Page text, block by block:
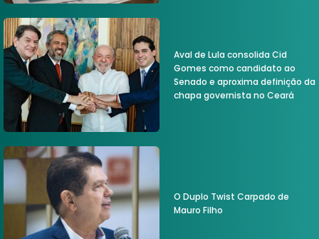
Aval de Lula consolida Cid
Gomes como candidato ao
Senado e aproxima definição da
chapa governista no Ceará
O Duplo Twist Carpado de
Mauro Filho